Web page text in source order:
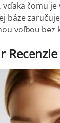
vďaka čomu
báze
voľbou bez